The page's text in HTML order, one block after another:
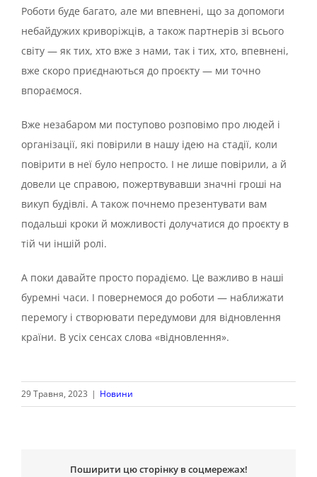
Роботи буде багато, але ми впевнені, що за допомоги
небайдужих криворіжців, а також партнерів зі всього
світу — як тих, хто вже з нами, так і тих, хто, впевнені,
вже скоро приєднаються до проєкту — ми точно
впораємося.
Вже незабаром ми поступово розповімо про людей і
організації, які повірили в нашу ідею на стадії, коли
повірити в неї було непросто. І не лише повірили, а й
довели це справою, пожертвувавши значні гроші на
викуп будівлі. А також почнемо презентувати вам
подальші кроки й можливості долучатися до проєкту в
тій чи іншій ролі.
А поки давайте просто порадіємо. Це важливо в наші
буремні часи. І повернемося до роботи — наближати
перемогу і створювати передумови для відновлення
країни. В усіх сенсах слова «відновлення».
29 Травня, 2023 | Новини
Поширити цю сторінку в соцмережах!